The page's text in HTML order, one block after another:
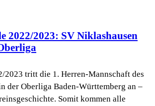
2022/2023: SV Niklashausen
2023 tritt die 1. Herren-Mannschaft des
der Oberliga Baden-Württemberg an –
Somit kommen alle